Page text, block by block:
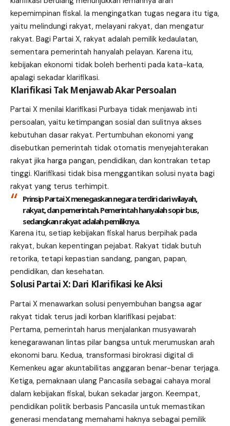
kepemimpinan fiskal. Ia mengingatkan tugas negara itu tiga,
yaitu melindungi rakyat, melayani rakyat, dan mengatur
rakyat. Bagi Partai X, rakyat adalah pemilik kedaulatan,
sementara pemerintah hanyalah pelayan. Karena itu,
kebijakan ekonomi tidak boleh berhenti pada kata-kata,
apalagi sekadar klarifikasi.
Klarifikasi Tak Menjawab Akar Persoalan
Partai X menilai klarifikasi Purbaya tidak menjawab inti
persoalan, yaitu ketimpangan sosial dan sulitnya akses
kebutuhan dasar rakyat. Pertumbuhan ekonomi yang
disebutkan pemerintah tidak otomatis menyejahterakan
rakyat jika harga pangan, pendidikan, dan kontrakan tetap
tinggi. Klarifikasi tidak bisa menggantikan solusi nyata bagi
rakyat yang terus terhimpit.
Prinsip Partai X menegaskan negara terdiri dari wilayah,
rakyat, dan pemerintah. Pemerintah hanyalah sopir bus,
sedangkan rakyat adalah pemiliknya.
Karena itu, setiap kebijakan fiskal harus berpihak pada
rakyat, bukan kepentingan pejabat. Rakyat tidak butuh
retorika, tetapi kepastian sandang, pangan, papan,
pendidikan, dan kesehatan.
Solusi Partai X: Dari Klarifikasi ke Aksi
Partai X menawarkan solusi penyembuhan bangsa agar
rakyat tidak terus jadi korban klarifikasi pejabat:
Pertama, pemerintah harus menjalankan musyawarah
kenegarawanan lintas pilar bangsa untuk merumuskan arah
ekonomi baru. Kedua, transformasi birokrasi digital di
Kemenkeu agar akuntabilitas anggaran benar-benar terjaga.
Ketiga, pemaknaan ulang Pancasila sebagai cahaya moral
dalam kebijakan fiskal, bukan sekadar jargon. Keempat,
pendidikan politik berbasis Pancasila untuk memastikan
generasi mendatang memahami haknya sebagai pemilik